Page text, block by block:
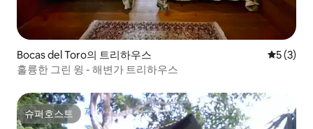
Bocas del Toro의 트리하우스 평점 5점
5 (3)
훌륭한 그린 윙 - 해변가 트리하우스
슈퍼호스트
슈퍼호스트